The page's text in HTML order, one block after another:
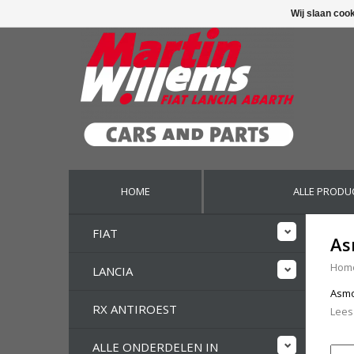
HOME ALLE
FIAT
LANCIA
RX ANTIROEST
ALLE ONDERDELEN IN
Wij slaan